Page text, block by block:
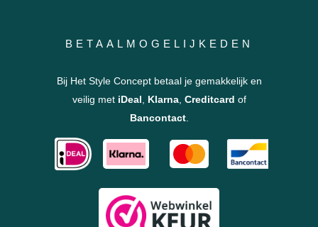
BETAALMOGELIJKEDEN
Bij Het Style Concept betaal je gemakkelijk en
veilig met iDeal, Klarna, Creditcard of
Bancontact.